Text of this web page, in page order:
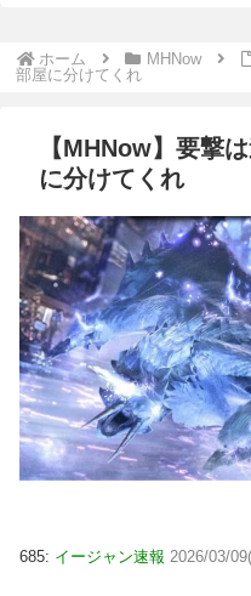
ホーム MHNow
部屋に分けてくれ
【MHNow】要撃
に分けてくれ
685: イージャン速報 2026/03/